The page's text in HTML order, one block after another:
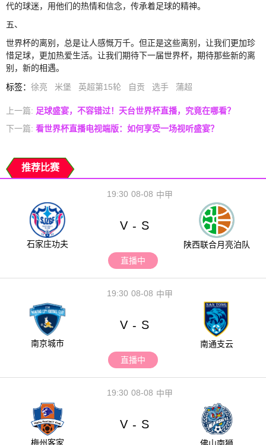
代的球迷，用他们的热情和信念，传承着足球的精神。
五、
世界杯的离别，总是让人感慨万千。但正是这些离别，让我们更加珍
惜足球，更加热爱生活。让我们期待下一届世界杯，期待那些新的离
别，新的相遇。
标签： 徐亮 米堡 英超第15轮 自贡 选手 蒲超
上一篇: 足球盛宴，不容错过！天台世界杯直播，究竟在哪看？
下一篇: 看世界杯直播电视端版：如何享受一场视听盛宴？
推荐比赛
08-08
19:30 中甲
石家庄功夫
V - S
陕西联合月亮泊队
直播中
08-08
19:30 中甲
南京城市
V - S
南通支云
直播中
08-08
19:30 中甲
梅州客家
V - S